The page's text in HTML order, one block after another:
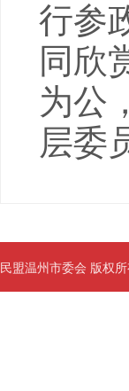
行参
同欣
为公
层委
民盟温州市委会 版权